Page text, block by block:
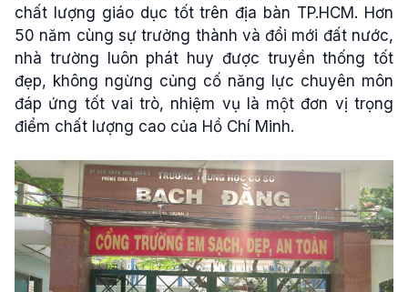
chất lượng giáo dục tốt trên địa bàn TP.HCM. Hơn
50 năm cùng sự trưởng thành và đổi mới đất nước,
nhà trường luôn phát huy được truyền thống tốt
đẹp, không ngừng củng cố năng lực chuyên môn
đáp ứng tốt vai trò, nhiệm vụ là một đơn vị trọng
điểm chất lượng cao của Hồ Chí Minh.